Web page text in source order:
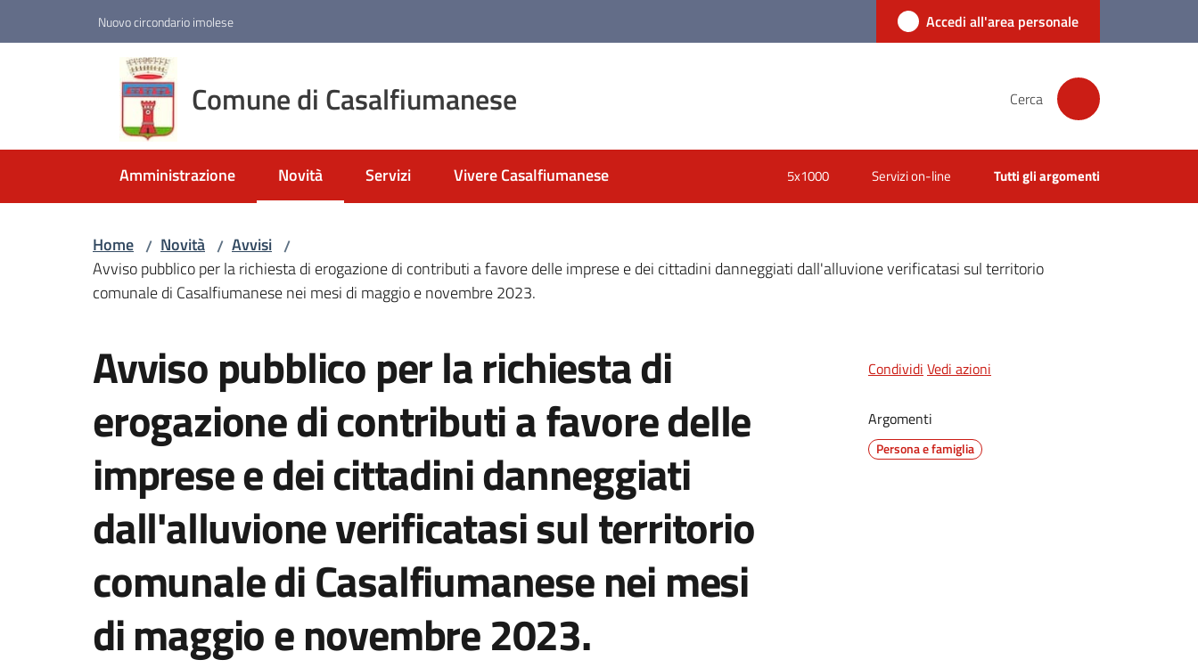
Nuovo circondario imolese Accedi all'area personale
Comune di Casalfiumanese Cerca
Amministrazione Novità
Menu selezionato
Servizi Vivere Casalfiumanese 5x1000 Servizi on-line Tutti gli argomenti
Home / Novità / Avvisi /
Avviso pubblico per la richiesta di erogazione di contributi a favore delle imprese e dei cittadini danneggiati dall'alluvione verificatasi sul territorio
comunale di Casalfiumanese nei mesi di maggio e novembre 2023.
Avviso pubblico per la richiesta di
erogazione di contributi a favore delle
imprese e dei cittadini danneggiati
dall'alluvione verificatasi sul territorio
comunale di Casalfiumanese nei mesi
di maggio e novembre 2023.
Condividi Vedi azioni
Argomenti
Persona e famiglia